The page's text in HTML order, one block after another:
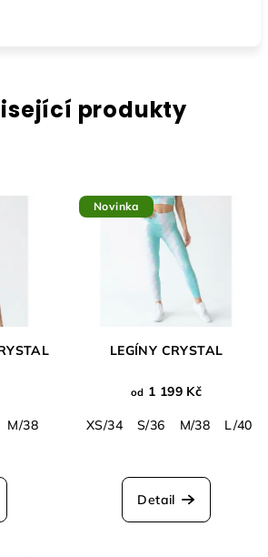
produkty
M/38 XL/42
Novinka
LEGÍNY CRYSTAL
od 1 199 Kč
XS/34 S/36 M/38 L/40
Detail